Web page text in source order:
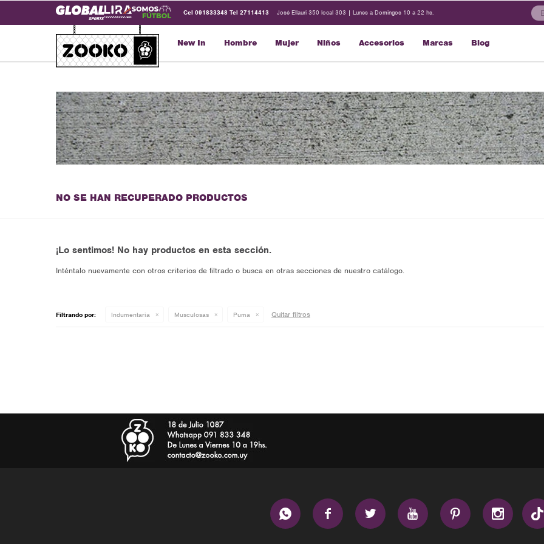
New In Hombre Mujer Niños Accesorios Marcas Blog
Cel 091833348 Tel 27114413 José Ellauri 350 local 303 | Lunes a Domingos 10 a 22 hs.
NO SE HAN RECUPERADO PRODUCTOS
¡Lo sentimos! No hay productos en esta sección.
Inténtalo nuevamente con otros criterios de filtrado o busca en otras secciones de nuestro catálogo.
Filtrando por: Indumentaria Musculosas Puma Quitar filtros
     